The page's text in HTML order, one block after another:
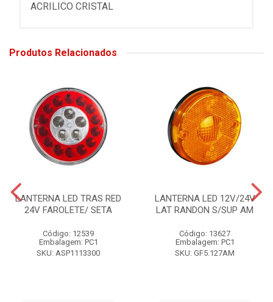
ACRILICO CRISTAL
Produtos Relacionados
LANTERNA LED TRAS RED
24V FAROLETE/ SETA
Código: 12539
Embalagem: PC1
SKU: ASP1113300
LANTERNA LED 12V/24V
LAT RANDON S/SUP AM
Código: 13627
Embalagem: PC1
SKU: GF5.127AM